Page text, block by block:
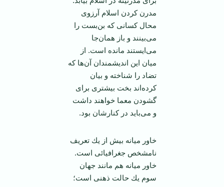
مدرن كردن اسلام آرزوی
محال كسانی كه بن‌بست را
می‌بينند و باز همان‌جا
می‌ايستند مانده است.‏ از
میان این اندیشمندان آن‌ها که
تضاد را شناخته و بیان
کرده‌اند بخت بیشتری برای
گشودن معما خواهند داشت
و می‌باید در کنارشان بود.
‏خاور ميانه بيش از يك تعريف
نامشخص جغرافيائی است.
خاور ميانه هم مانند جهان
سوم يك حالت ‏ذهنی است؛